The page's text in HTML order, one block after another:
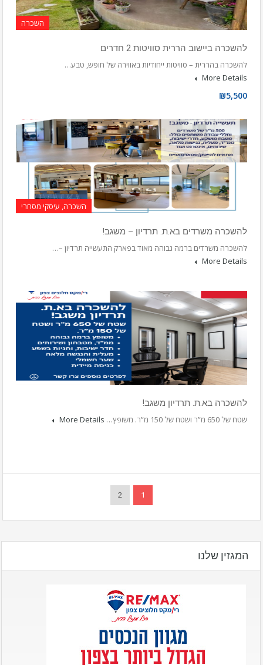
השכרה
להשכרה ביישוב הררית סוויטות 2 חדרים
להשכרה בהררית – סוויטות ייחודיות באווירה של חופש, טבע…
More Details
₪5,500
השכרה, עיסקי מסחרי
להשכרה משרדים בא.ת. תרדיון – משגב!
להשכרה משרדים ברמה גבוהה מאוד בפארק התעשייה תרדיון –…
More Details
להשכרה בא.ת. תרדיון משגב!
שטח של 650 מ”ר ושטח של 150 מ”ר. משופץ…
More Details
1
2
המגזין שלנו